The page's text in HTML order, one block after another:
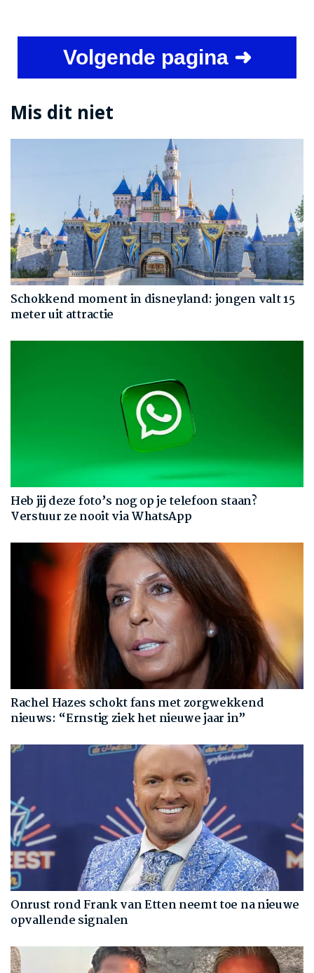
Volgende pagina ➜
Mis dit niet
Schokkend moment in disneyland: jongen valt 15
meter uit attractie
Heb jij deze foto’s nog op je telefoon staan?
Verstuur ze nooit via WhatsApp
Rachel Hazes schokt fans met zorgwekkend
nieuws: “Ernstig ziek het nieuwe jaar in”
Onrust rond Frank van Etten neemt toe na nieuwe
opvallende signalen